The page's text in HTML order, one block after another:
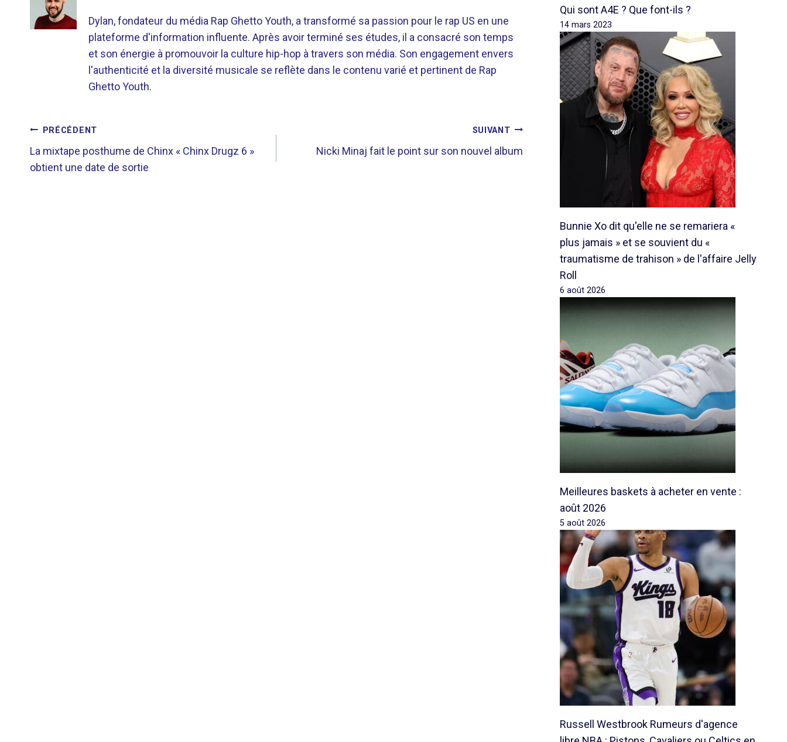
Dylan, fondateur du média Rap Ghetto Youth, a transformé sa passion pour le rap US en une
plateforme d'information influente. Après avoir terminé ses études, il a consacré son temps
et son énergie à promouvoir la culture hip-hop à travers son média. Son engagement envers
l'authenticité et la diversité musicale se reflète dans le contenu varié et pertinent de Rap
Ghetto Youth.
NAVIGATION
DE
PRÉCÉDENT
La mixtape posthume de Chinx « Chinx Drugz 6 »
obtient une date de sortie
SUIVANT
Nicki Minaj fait le point sur son nouvel album
Qui sont A4E ? Que font-ils ?
14 mars 2023
Bunnie Xo dit qu'elle ne se remariera «
plus jamais » et se souvient du «
traumatisme de trahison » de l'affaire Jelly
Roll
6 août 2026
Meilleures baskets à acheter en vente :
août 2026
5 août 2026
Russell Westbrook Rumeurs d'agence